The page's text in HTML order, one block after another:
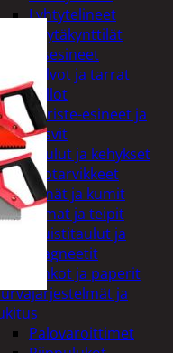
Lyhtytelineet
Pöytäkynttilät
Sisustusesineet
Kalvot ja tarrat
Kellot
Koriste-esineet ja
kasvit
Taulut ja kehykset
Kynät ja kumit
Liimat ja teipit
Muistitaulut ja
magneetit
Vihkot ja paperit
ja
Palovaroittimet